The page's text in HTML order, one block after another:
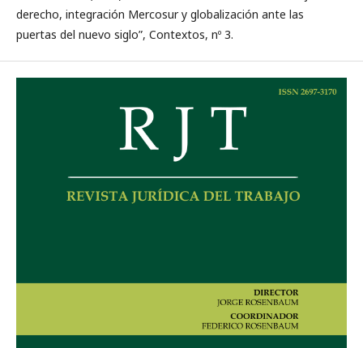
derecho, integración Mercosur y globalización ante las
puertas del nuevo siglo”, Contextos, nº 3.